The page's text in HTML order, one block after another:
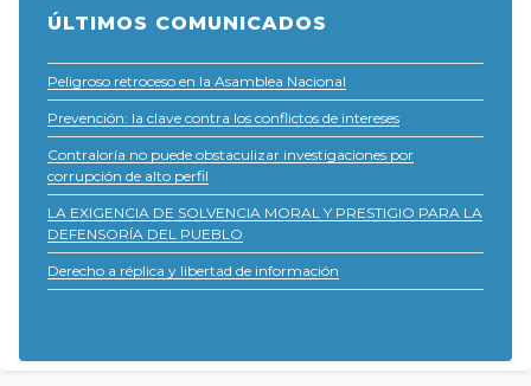
ÚLTIMOS COMUNICADOS
Peligroso retroceso en la Asamblea Nacional
Prevención: la clave contra los conflictos de intereses
Contraloría no puede obstaculizar investigaciones por
corrupción de alto perfil
LA EXIGENCIA DE SOLVENCIA MORAL Y PRESTIGIO PARA LA
DEFENSORÍA DEL PUEBLO
Derecho a réplica y libertad de información